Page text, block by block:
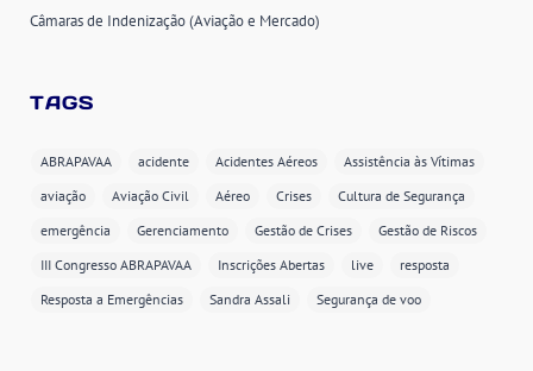
Câmaras de Indenização (Aviação e Mercado)
TAGS
ABRAPAVAA acidente Acidentes Aéreos
Assistência às Vítimas
aviação
Aviação Civil Aéreo Crises
Cultura de Segurança
emergência
Gerenciamento Gestão de Crises
Gestão de Riscos
III Congresso ABRAPAVAA
Inscrições Abertas live
resposta
Resposta a Emergências
Sandra Assali Segurança de voo